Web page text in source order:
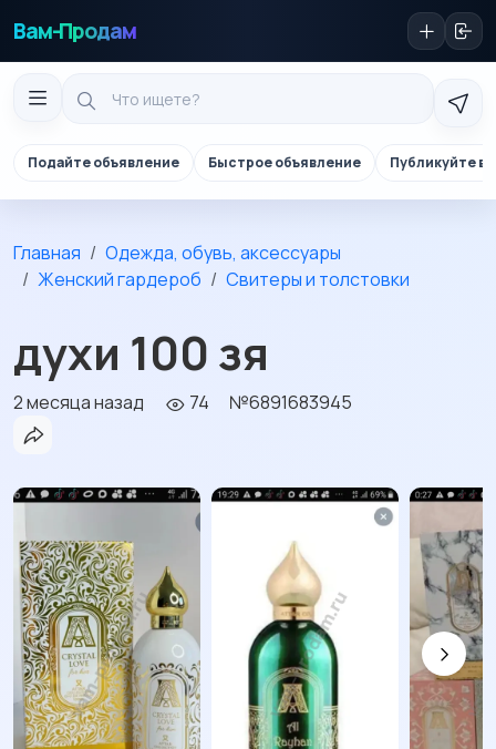
Вам-Продам
Подайте объявление Быстрое объявление Публикуйте в
Главная
Одежда, обувь, аксессуары
Женский гардероб
Свитеры и толстовки
духи 100 зя
2 месяца назад 74 №6891683945